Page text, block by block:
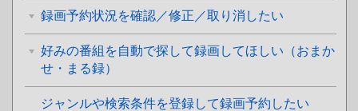
録画予約状況を確認／修正／取り消したい
好みの番組を自動で探して録画してほしい（おまか
せ・まる録）
ジャンルや検索条件を登録して録画予約したい